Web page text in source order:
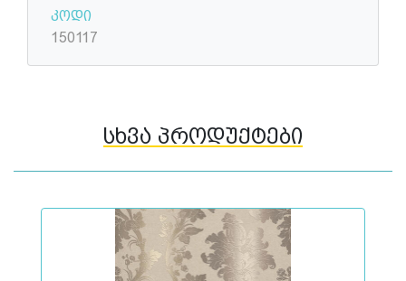
კოდი
150117
სხვა პროდუქტები